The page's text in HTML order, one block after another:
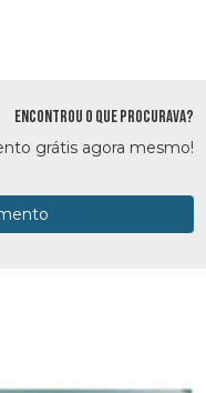
ENCONTROU O QUE PROCURAVA?
grátis agora mesmo!